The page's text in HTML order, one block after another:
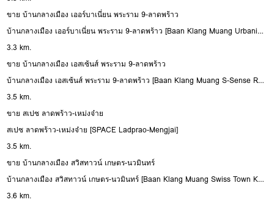
ขาย บ้านกลางเมือง เออร์บาเนี่ยน พระราม 9-ลาดพร้าว
บ้านกลางเมือง เออร์บาเนี่ยน พระราม 9-ลาดพร้าว [Baan Klang Muang Urbanion Rama 9-Ladprao]
3.3 km.
ขาย บ้านกลางเมือง เอสเซ้นส์ พระราม 9-ลาดพร้าว
บ้านกลางเมือง เอสเซ้นส์ พระราม 9-ลาดพร้าว [Baan Klang Muang S-Sense Rama 9-Ladprao]
3.5 km.
ขาย สเปซ ลาดพร้าว-เหม่งจ๋าย
สเปซ ลาดพร้าว-เหม่งจ๋าย [SPACE Ladprao-Mengjai]
3.5 km.
ขาย บ้านกลางเมือง สวิสทาวน์ เกษตร-นวมินทร์
บ้านกลางเมือง สวิสทาวน์ เกษตร-นวมินทร์ [Baan Klang Muang Swiss Town Kaset-Nawamin]
3.6 km.